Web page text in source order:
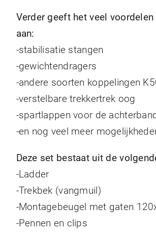
Verder geeft het veel
aan:
-stabilisatie stangen
-gewichtendragers
-andere soorten koppelingen
-verstelbare trekkertrek oog
-spartlappen voor de
-en nog veel meer
Deze set bestaat uit de
-Ladder
-Trekbek (vangmuil)
-Montagebeugel met gaten
-Pennen en clips